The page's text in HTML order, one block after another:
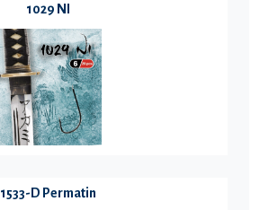
1029 NI
1533-D Permatin